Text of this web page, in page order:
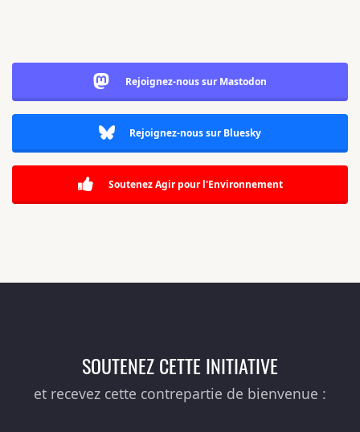
Rejoignez-nous sur Mastodon
Rejoignez-nous sur Bluesky
Soutenez Agir pour l'Environnement
SOUTENEZ CETTE INITIATIVE
et recevez cette contrepartie de bienvenue :